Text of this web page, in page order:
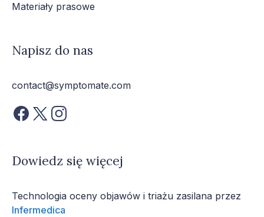
Materiały prasowe
Napisz do nas
contact@symptomate.com
Dowiedz się więcej
Technologia oceny objawów i triażu zasilana przez
Infermedica